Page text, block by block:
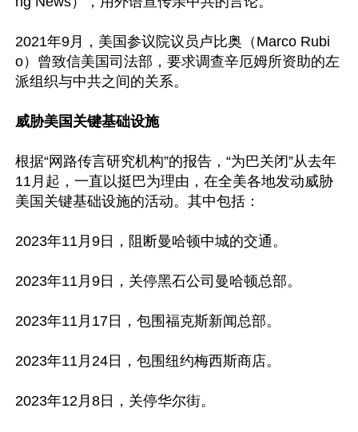
2021年9月，美国参议院议员卢比奥（Marco Rubi
o）曾致信美国司法部，要求调查辛厄姆所资助的左
派组织与中共之间的关系。
威胁美国关键基础设施
根据“网路传言研究机构”的报告，“为巴关闭”从去年
11月起，一直以挺巴为理由，在全美各地发动威胁
美国关键基础设施的活动。其中包括：
2023年11月9日，阻断曼哈顿中城的交通。
2023年11月9日，关停黑石公司曼哈顿总部。
2023年11月17日，包围福克斯新闻总部。
2023年11月24日，包围纽约梅西斯商店。
2023年12月8日，关停华尔街。